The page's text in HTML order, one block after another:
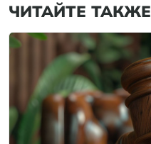
ЧИТАЙТЕ ТАКЖЕ